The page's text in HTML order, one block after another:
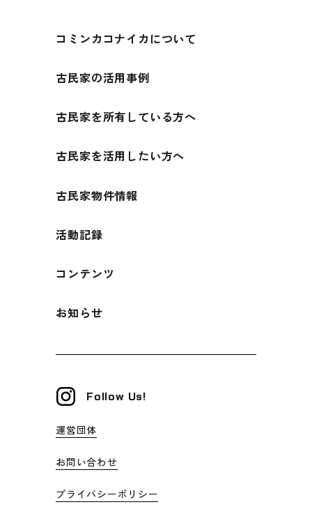
コミンカコナイカについて
古民家の活用事例
古民家を所有している方へ
古民家を活用したい方へ
古民家物件情報
活動記録
コンテンツ
お知らせ
Follow Us!
運営団体
お問い合わせ
プライバシーポリシー